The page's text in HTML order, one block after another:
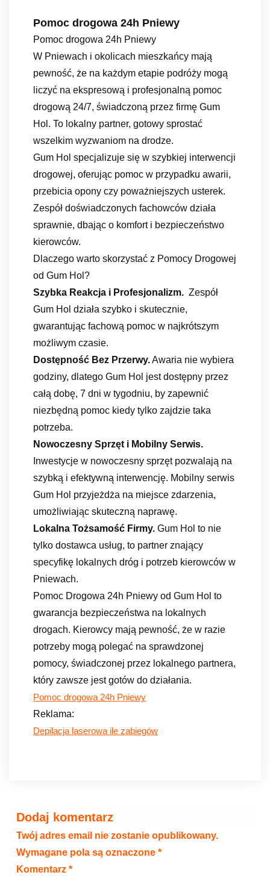
Pomoc drogowa 24h Pniewy
Pomoc drogowa 24h Pniewy
W Pniewach i okolicach mieszkańcy mają
pewność, że na każdym etapie podróży mogą
liczyć na ekspresową i profesjonalną pomoc
drogową 24/7, świadczoną przez firmę Gum
Hol. To lokalny partner, gotowy sprostać
wszelkim wyzwaniom na drodze.
Gum Hol specjalizuje się w szybkiej interwencji
drogowej, oferując pomoc w przypadku awarii,
przebicia opony czy poważniejszych usterek.
Zespół doświadczonych fachowców działa
sprawnie, dbając o komfort i bezpieczeństwo
kierowców.
Dlaczego warto skorzystać z Pomocy Drogowej
od Gum Hol?
Szybka Reakcja i Profesjonalizm. Zespół
Gum Hol działa szybko i skutecznie,
gwarantując fachową pomoc w najkrótszym
możliwym czasie.
Dostępność Bez Przerwy.Awaria nie wybiera
godziny, dlatego Gum Hol jest dostępny przez
całą dobę, 7 dni w tygodniu, by zapewnić
niezbędną pomoc kiedy tylko zajdzie taka
potrzeba.
Nowoczesny Sprzęt i Mobilny Serwis.
Inwestycje w nowoczesny sprzęt pozwalają na
szybką i efektywną interwencję. Mobilny serwis
Gum Hol przyjeżdża na miejsce zdarzenia,
umożliwiając skuteczną naprawę.
Lokalna Tożsamość Firmy. Gum Hol to nie
tylko dostawca usług, to partner znający
specyfikę lokalnych dróg i potrzeb kierowców w
Pniewach.
Pomoc Drogowa 24h Pniewy od Gum Hol to
gwarancja bezpieczeństwa na lokalnych
drogach. Kierowcy mają pewność, że w razie
potrzeby mogą polegać na sprawdzonej
pomocy, świadczonej przez lokalnego partnera,
który zawsze jest gotów do działania.
Pomoc drogowa 24h Pniewy
Reklama:
Depilacja laserowa ile zabiegów
Dodaj komentarz
Twój adres email nie zostanie opublikowany.
Wymagane pola są oznaczone *
Komentarz *